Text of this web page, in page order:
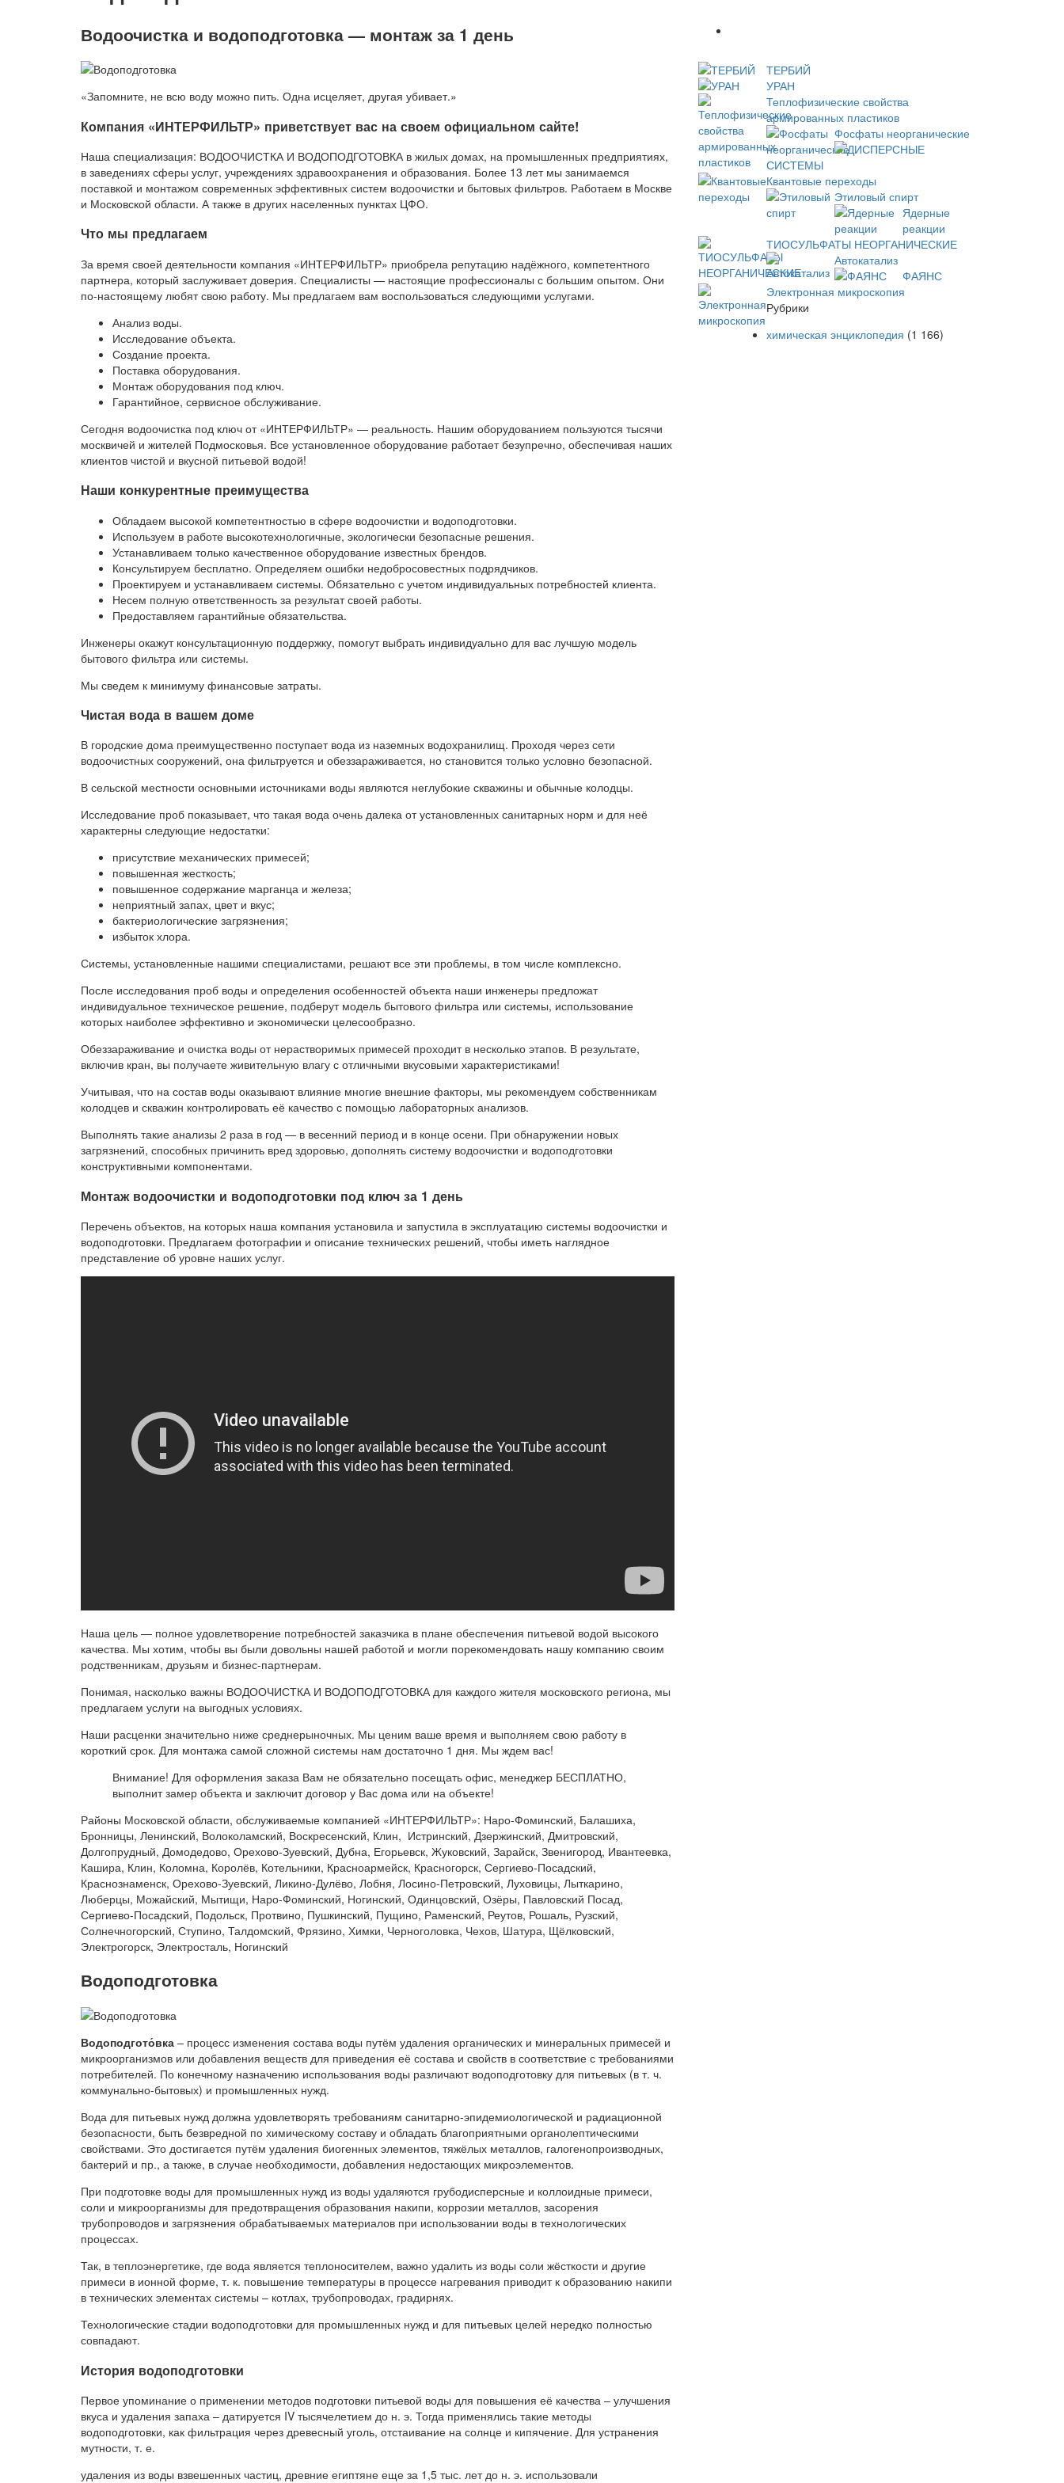
Водоочистка и водоподготовка — монтаж за 1 день
«Запомните, не всю воду можно пить. Одна исцеляет, другая убивает.»
Компания «ИНТЕРФИЛЬТР» приветствует вас на своем официальном сайте!
Наша специализация: ВОДООЧИСТКА И ВОДОПОДГОТОВКА в жилых домах, на промышленных предприятиях,
в заведениях сферы услуг, учреждениях здравоохранения и образования. Более 13 лет мы занимаемся
поставкой и монтажом современных эффективных систем водоочистки и бытовых фильтров. Работаем в Москве
и Московской области. А также в других населенных пунктах ЦФО.
Что мы предлагаем
За время своей деятельности компания «ИНТЕРФИЛЬТР» приобрела репутацию надёжного, компетентного
партнера, который заслуживает доверия. Специалисты — настоящие профессионалы с большим опытом. Они
по-настоящему любят свою работу. Мы предлагаем вам воспользоваться следующими услугами.
Анализ воды.
Исследование объекта.
Создание проекта.
Поставка оборудования.
Монтаж оборудования под ключ.
Гарантийное, сервисное обслуживание.
Сегодня водоочистка под ключ от «ИНТЕРФИЛЬТР» — реальность. Нашим оборудованием пользуются тысячи
москвичей и жителей Подмосковья. Все установленное оборудование работает безупречно, обеспечивая наших
клиентов чистой и вкусной питьевой водой!
Наши конкурентные преимущества
Обладаем высокой компетентностью в сфере водоочистки и водоподготовки.
Используем в работе высокотехнологичные, экологически безопасные решения.
Устанавливаем только качественное оборудование известных брендов.
Консультируем бесплатно. Определяем ошибки недобросовестных подрядчиков.
Проектируем и устанавливаем системы. Обязательно с учетом индивидуальных потребностей клиента.
Несем полную ответственность за результат своей работы.
Предоставляем гарантийные обязательства.
Инженеры окажут консультационную поддержку, помогут выбрать индивидуально для вас лучшую модель
бытового фильтра или системы.
Мы сведем к минимуму финансовые затраты.
Чистая вода в вашем доме
В городские дома преимущественно поступает вода из наземных водохранилищ. Проходя через сети
водоочистных сооружений, она фильтруется и обеззараживается, но становится только условно безопасной.
В сельской местности основными источниками воды являются неглубокие скважины и обычные колодцы.
Исследование проб показывает, что такая вода очень далека от установленных санитарных норм и для неё
характерны следующие недостатки:
присутствие механических примесей;
повышенная жесткость;
повышенное содержание марганца и железа;
неприятный запах, цвет и вкус;
бактериологические загрязнения;
избыток хлора.
Системы, установленные нашими специалистами, решают все эти проблемы, в том числе комплексно.
После исследования проб воды и определения особенностей объекта наши инженеры предложат
индивидуальное техническое решение, подберут модель бытового фильтра или системы, использование
которых наиболее эффективно и экономически целесообразно.
Обеззараживание и очистка воды от нерастворимых примесей проходит в несколько этапов. В результате,
включив кран, вы получаете живительную влагу с отличными вкусовыми характеристиками!
Учитывая, что на состав воды оказывают влияние многие внешние факторы, мы рекомендуем собственникам
колодцев и скважин контролировать её качество с помощью лабораторных анализов.
Выполнять такие анализы 2 раза в год — в весенний период и в конце осени. При обнаружении новых
загрязнений, способных причинить вред здоровью, дополнять систему водоочистки и водоподготовки
конструктивными компонентами.
Монтаж водоочистки и водоподготовки под ключ за 1 день
Перечень объектов, на которых наша компания установила и запустила в эксплуатацию системы водоочистки и
водоподготовки. Предлагаем фотографии и описание технических решений, чтобы иметь наглядное
представление об уровне наших услуг.
Наша цель — полное удовлетворение потребностей заказчика в плане обеспечения питьевой водой высокого
качества. Мы хотим, чтобы вы были довольны нашей работой и могли порекомендовать нашу компанию своим
родственникам, друзьям и бизнес-партнерам.
Понимая, насколько важны ВОДООЧИСТКА И ВОДОПОДГОТОВКА для каждого жителя московского региона, мы
предлагаем услуги на выгодных условиях.
Наши расценки значительно ниже среднерыночных. Мы ценим ваше время и выполняем свою работу в
короткий срок. Для монтажа самой сложной системы нам достаточно 1 дня. Мы ждем вас!
Внимание! Для оформления заказа Вам не обязательно посещать офис, менеджер БЕСПЛАТНО,
выполнит замер объекта и заключит договор у Вас дома или на объекте!
Районы Московской области, обслуживаемые компанией «ИНТЕРФИЛЬТР»: Наро-Фоминский, Балашиха,
Бронницы, Ленинский, Волоколамский, Воскресенский, Клин, Истринский, Дзержинский, Дмитровский,
Долгопрудный, Домодедово, Орехово-Зуевский, Дубна, Егорьевск, Жуковский, Зарайск, Звенигород, Ивантеевка,
Кашира, Клин, Коломна, Королёв, Котельники, Красноармейск, Красногорск, Сергиево-Посадский,
Краснознаменск, Орехово-Зуевский, Ликино-Дулёво, Лобня, Лосино-Петровский, Луховицы, Лыткарино,
Люберцы, Можайский, Мытищи, Наро-Фоминский, Ногинский, Одинцовский, Озёры, Павловский Посад,
Сергиево-Посадский, Подольск, Протвино, Пушкинский, Пущино, Раменский, Реутов, Рошаль, Рузский,
Солнечногорский, Ступино, Талдомский, Фрязино, Химки, Черноголовка, Чехов, Шатура, Щёлковский,
Электрогорск, Электросталь, Ногинский
Водоподготовка
Водоподгото́вка – процесс изменения состава воды путём удаления органических и минеральных примесей и
микроорганизмов или добавления веществ для приведения её состава и свойств в соответствие с требованиями
потребителей. По конечному назначению использования воды различают водоподготовку для питьевых (в т. ч.
коммунально-бытовых) и промышленных нужд.
Вода для питьевых нужд должна удовлетворять требованиям санитарно-эпидемиологической и радиационной
безопасности, быть безвредной по химическому составу и обладать благоприятными органолептическими
свойствами. Это достигается путём удаления биогенных элементов, тяжёлых металлов, галогенопроизводных,
бактерий и пр., а также, в случае необходимости, добавления недостающих микроэлементов.
При подготовке воды для промышленных нужд из воды удаляются грубодисперсные и коллоидные примеси,
соли и микроорганизмы для предотвращения образования накипи, коррозии металлов, засорения
трубопроводов и загрязнения обрабатываемых материалов при использовании воды в технологических
процессах.
Так, в теплоэнергетике, где вода является теплоносителем, важно удалить из воды соли жёсткости и другие
примеси в ионной форме, т. к. повышение температуры в процессе нагревания приводит к образованию накипи
в технических элементах системы – котлах, трубопроводах, градирнях.
Технологические стадии водоподготовки для промышленных нужд и для питьевых целей нередко полностью
совпадают.
История водоподготовки
Первое упоминание о применении методов подготовки питьевой воды для повышения её качества – улучшения
вкуса и удаления запаха – датируется IV тысячелетием до н. э. Тогда применялись такие методы
водоподготовки, как фильтрация через древесный уголь, отстаивание на солнце и кипячение. Для устранения
мутности, т. е.
удаления из воды взвешенных частиц, древние египтяне еще за 1,5 тыс. лет до н. э. использовали
ТЕРБИЙ
УРАН
Теплофизические свойства
армированных пластиков
Фосфаты неорганические
ДИСПЕРСНЫЕ
СИСТЕМЫ
Квантовые переходы
Этиловый спирт
Ядерные
реакции
ТИОСУЛЬФАТЫ НЕОРГАНИЧЕСКИЕ
Автокатализ
ФАЯНС
Электронная микроскопия
Рубрики
химическая энциклопедия (1 166)